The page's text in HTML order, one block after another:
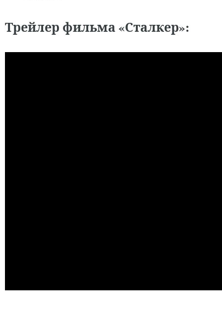
Трейлер фильма «Сталкер»: